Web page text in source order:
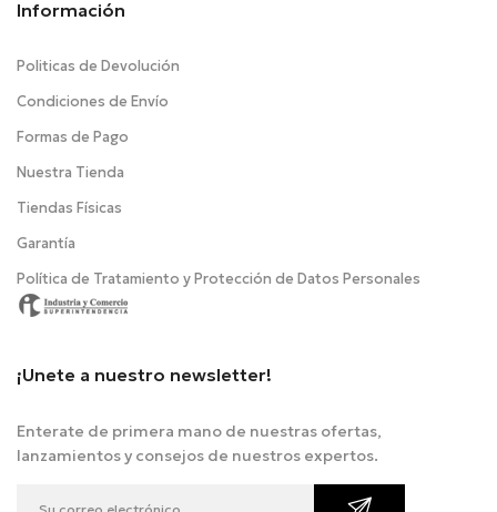
Información
Politicas de Devolución
Condiciones de Envío
Formas de Pago
Nuestra Tienda
Tiendas Físicas
Garantía
Política de Tratamiento y Protección de Datos Personales
¡Unete a nuestro newsletter!
Enterate de primera mano de nuestras ofertas,
lanzamientos y consejos de nuestros expertos.